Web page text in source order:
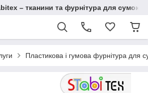
– тканини та фурнітура для сумок і
Пластикова і гумова фурнітура для